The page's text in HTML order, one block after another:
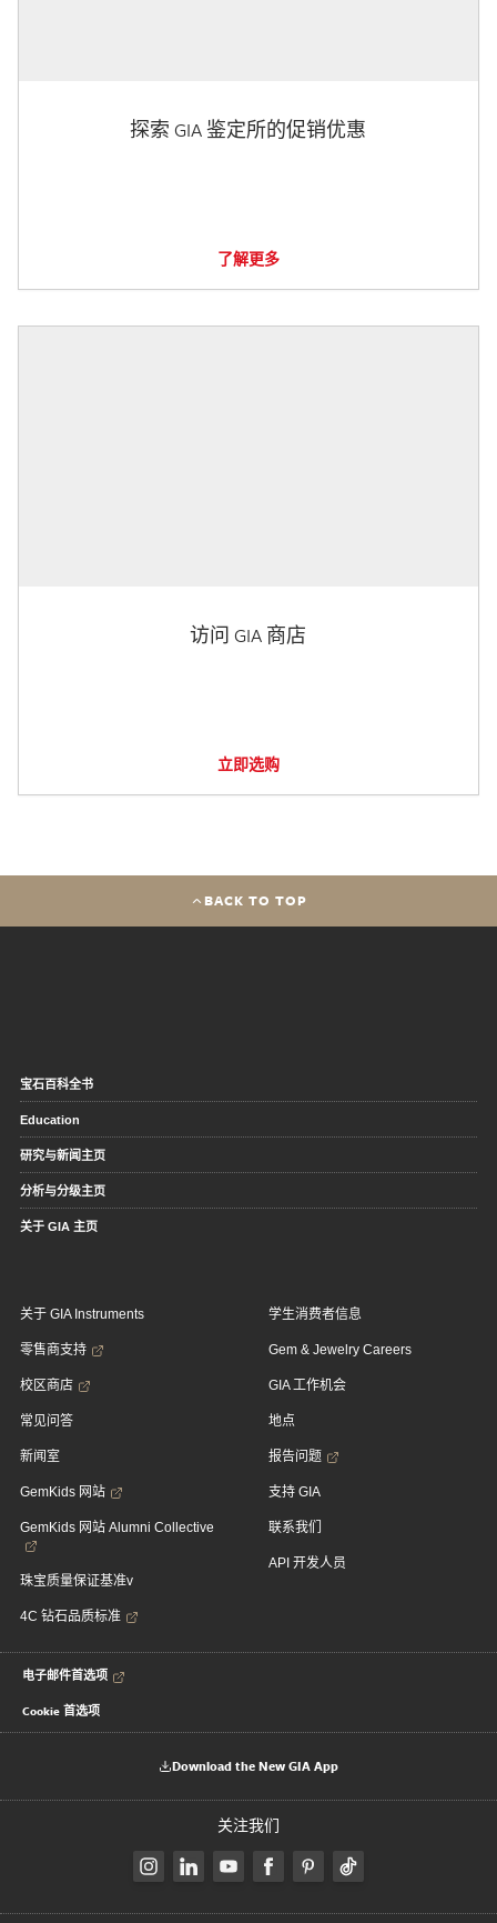
探索 GIA 鉴定所的促销优惠
了解更多
访问 GIA 商店
立即选购
BACK TO TOP
宝石百科全书
Education
研究与新闻主页
分析与分级主页
关于 GIA 主页
关于 GIA Instruments
零售商支持
校区商店
常见问答
新闻室
GemKids 网站
GemKids 网站 Alumni Collective
珠宝质量保证基准v
4C 钻石品质标准
学生消费者信息
Gem & Jewelry Careers
GIA 工作机会
地点
报告问题
支持 GIA
联系我们
API 开发人员
电子邮件首选项
Cookie 首选项
Download the New GIA App
关注我们